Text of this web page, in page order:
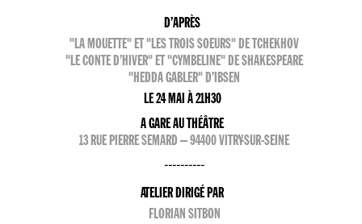
D’APRÈS
"LA MOUETTE" ET "LES TROIS SOEURS" DE TCHEKHOV
"LE CONTE D’HIVER" ET "CYMBELINE" DE SHAKESPEARE
"HEDDA GABLER" D’IBSEN
LE 24 MAI À 21H30
A GARE AU THÉÂTRE
13 RUE PIERRE SEMARD – 94400 VITRY-SUR-SEINE
----------
ATELIER DIRIGÉ PAR
FLORIAN SITBON